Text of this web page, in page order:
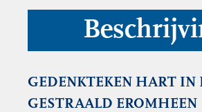
GEDENKTEKEN HART IN
GESTRAALD EROMHEEN